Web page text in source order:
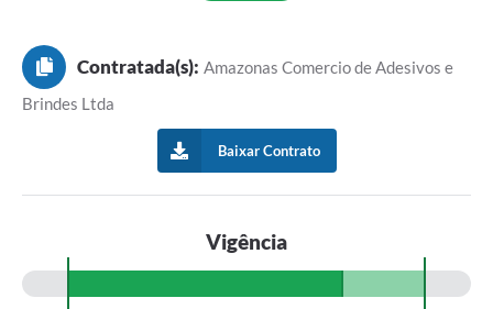
Contratada(s): Amazonas Comercio de Adesivos e
Brindes Ltda
Baixar Contrato
Vigência